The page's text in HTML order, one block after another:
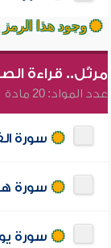
وجود هذا
مرتّل.. قراءة
عدد المواد: 20 مادة
سورة
سورة
سورة